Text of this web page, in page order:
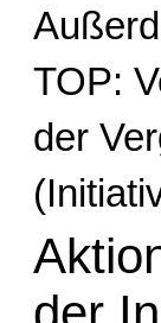
TOP:
der